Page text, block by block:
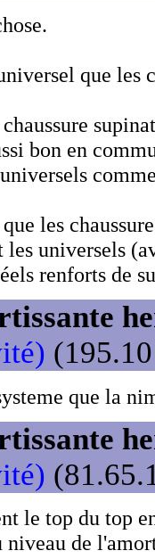
que les
bon en
les
les universels
renforts de
que la
le top du top
de